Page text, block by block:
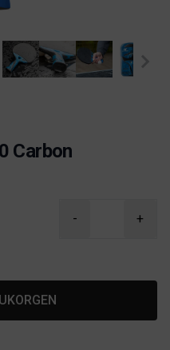
Carbon
- +